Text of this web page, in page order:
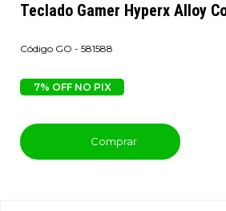
Teclado Gamer Hyperx Alloy
GO - 581588
7% OFF NO PIX
Comprar